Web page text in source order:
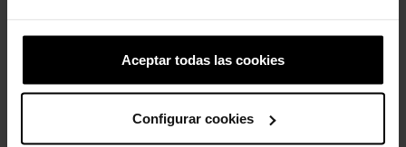
Aceptar todas las cookies
Configurar cookies
Clientes que compraram este
produto também compraram: